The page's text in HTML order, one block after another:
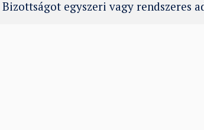
egyszeri vagy rendszeres